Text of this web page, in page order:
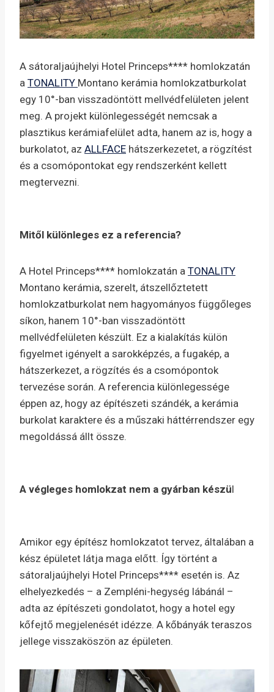
A sátoraljaújhelyi Hotel Princeps**** homlokzatán
a TONALITY Montano kerámia homlokzatburkolat
egy 10°-ban visszadöntött mellvédfelületen jelent
meg. A projekt különlegességét nemcsak a
plasztikus kerámiafelület adta, hanem az is, hogy a
burkolatot, az ALLFACE hátszerkezetet, a rögzítést
és a csomópontokat egy rendszerként kellett
megtervezni.
Mitől különleges ez a referencia?
A Hotel Princeps**** homlokzatán a TONALITY
Montano kerámia, szerelt, átszellőztetett
homlokzatburkolat nem hagyományos függőleges
síkon, hanem 10°-ban visszadöntött
mellvédfelületen készült. Ez a kialakítás külön
figyelmet igényelt a sarokképzés, a fugakép, a
hátszerkezet, a rögzítés és a csomópontok
tervezése során. A referencia különlegessége
éppen az, hogy az építészeti szándék, a kerámia
burkolat karaktere és a műszaki háttérrendszer egy
megoldássá állt össze.
A végleges homlokzat nem a gyárban készül
Amikor egy építész homlokzatot tervez, általában a
kész épületet látja maga előtt. Így történt a
sátoraljaújhelyi Hotel Princeps**** esetén is. Az
elhelyezkedés – a Zempléni-hegység lábánál –
adta az építészeti gondolatot, hogy a hotel egy
kőfejtő megjelenését idézze. A kőbányák teraszos
jellege visszaköszön az épületen.